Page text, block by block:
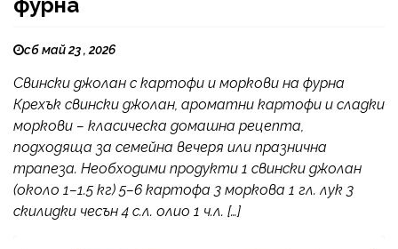
сб май 23 , 2026
Свински джолан с картофи и моркови на фурна
Крехък свински джолан, ароматни картофи и сладки
моркови – класическа домашна рецепта,
подходяща за семейна вечеря или празнична
трапеза. Необходими продукти 1 свински джолан
(около 1–1.5 кг) 5–6 картофа 3 моркова 1 гл. лук 3
скилидки чесън 4 с.л. олио 1 ч.л. […]